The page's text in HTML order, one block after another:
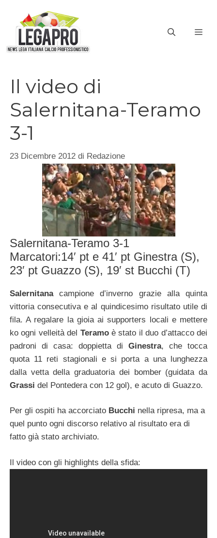
contenuto
Il video di
Salernitana-Teramo
3-1
23 Dicembre 2012 di Redazione
Salernitana-Teramo 3-1
Marcatori:14′ pt e 41′ pt Ginestra (S),
23′ pt Guazzo (S), 19′ st Bucchi (T)
Salernitanacampione d’inverno grazie alla quinta
vittoria consecutiva e al quindicesimo risultato utile di
fila. A regalare la gioia ai supporters locali e mettere
ko ogni velleità del Teramoè stato il duo d’attacco dei
padroni di casa: doppietta di Ginestra, che tocca
quota 11 reti stagionali e si porta a una lunghezza
dalla vetta della graduatoria dei bomber (guidata da
Grassi del Pontedera con 12 gol), e acuto di Guazzo.
Per gli ospiti ha accorciato Bucchi nella ripresa, ma a
quel punto ogni discorso relativo al risultato era di
fatto già stato archiviato.
Il video con gli highlights della sfida: